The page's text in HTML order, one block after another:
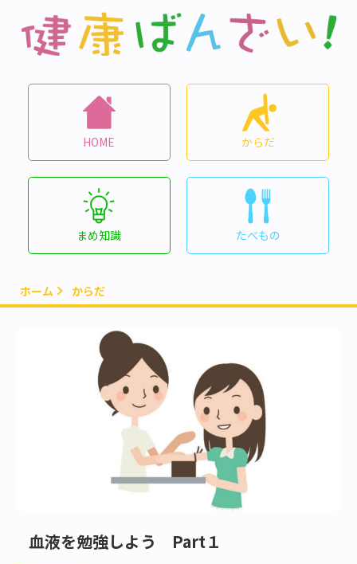
HOME からだ
まめ知識 たべもの
ホーム からだ
血液を勉強しよう Part１